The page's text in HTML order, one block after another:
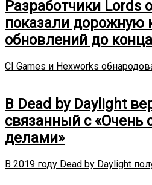
Разработчики Lords
показали дорожную
обновлений до
CI Games и Hexworks
В Dead by Daylight
связанный с «Очень
делами»
В 2019 году Dead by Daylight